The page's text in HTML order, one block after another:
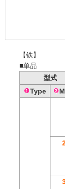
【铁】
■单品
型式
Type